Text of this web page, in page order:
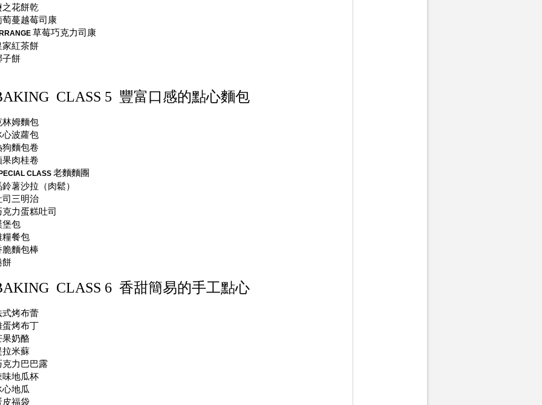
之花餅乾
萄蔓越莓司康
草莓巧克力司康
家紅茶餅
子餅
CLASS 5 豐富口感的點心麵包
林姆麵包
心波蘿包
狗麵包卷
果肉桂卷
CLASS 老麵麵團
鈴薯沙拉（肉鬆）
司三明治
克力蛋糕吐司
堡包
糧餐包
脆麵包棒
餅
CLASS 6 香甜簡易的手工點心
式烤布蕾
蛋烤布丁
果奶酪
拉米蘇
克力巴巴露
味地瓜杯
心地瓜
皮福袋